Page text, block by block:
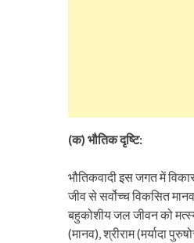
(क) भौतिक दृष्टि:
भौतिकवादी इस जगत में
जीव से सर्वोच्च विकसित
बहुकोशीय जल जीवन को
(मानव), श्रीराम (मर्यादा